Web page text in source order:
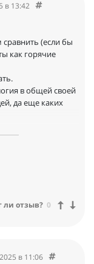
в 13:42
(если бы
как горячие
в общей своей
да еще каких
растянутая,
ли отзыв? 0
в 11:06